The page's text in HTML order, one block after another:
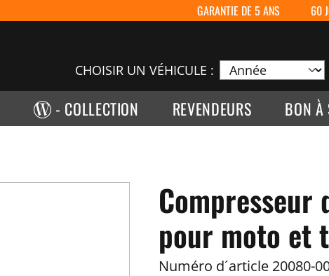
GARANTIE DE 5 ANS 60
CHOISIR UN VÉHICULE :
- COLLECTION REVENDEURS BON À
pour moto et
Numéro d´article 20080-